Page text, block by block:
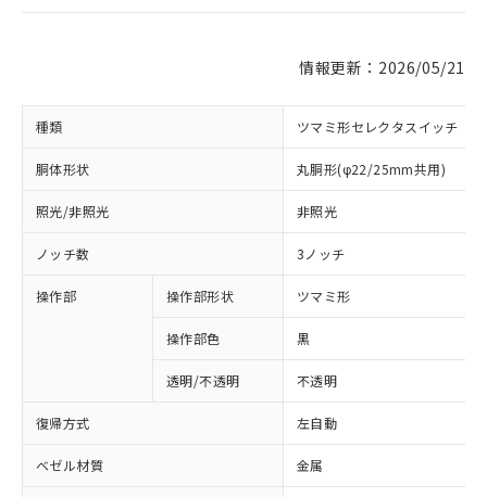
情報更新：2026/05/21
種類 ツマミ形セレクタスイッチ
胴体形状 丸胴形(φ22/25mm共用)
照光/非照光 非照光
ノッチ数 3ノッチ
操作部 操作部形状 ツマミ形
操作部色 黒
透明/不透明 不透明
復帰方式 左自動
ベゼル材質 金属